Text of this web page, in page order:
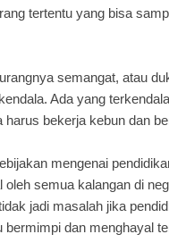
tertentu yang bisa
semangat, atau
Ada yang
harus bekerja kebun dan
mengenai
semua kalangan di
jadi masalah jika
dan menghayal